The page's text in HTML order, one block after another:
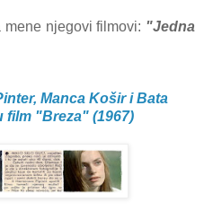
njegovi filmovi: "Jedna
Manca Košir i Bata
"Breza" (1967)